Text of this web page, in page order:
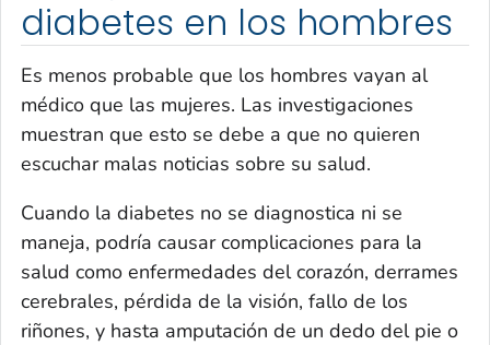
diabetes en los hombres
Es menos probable que los hombres vayan al
médico que las mujeres. Las investigaciones
muestran que esto se debe a que no quieren
escuchar malas noticias sobre su salud.
Cuando la diabetes no se diagnostica ni se
maneja, podría causar complicaciones para la
salud como enfermedades del corazón, derrames
cerebrales, pérdida de la visión, fallo de los
riñones, y hasta amputación de un dedo del pie o